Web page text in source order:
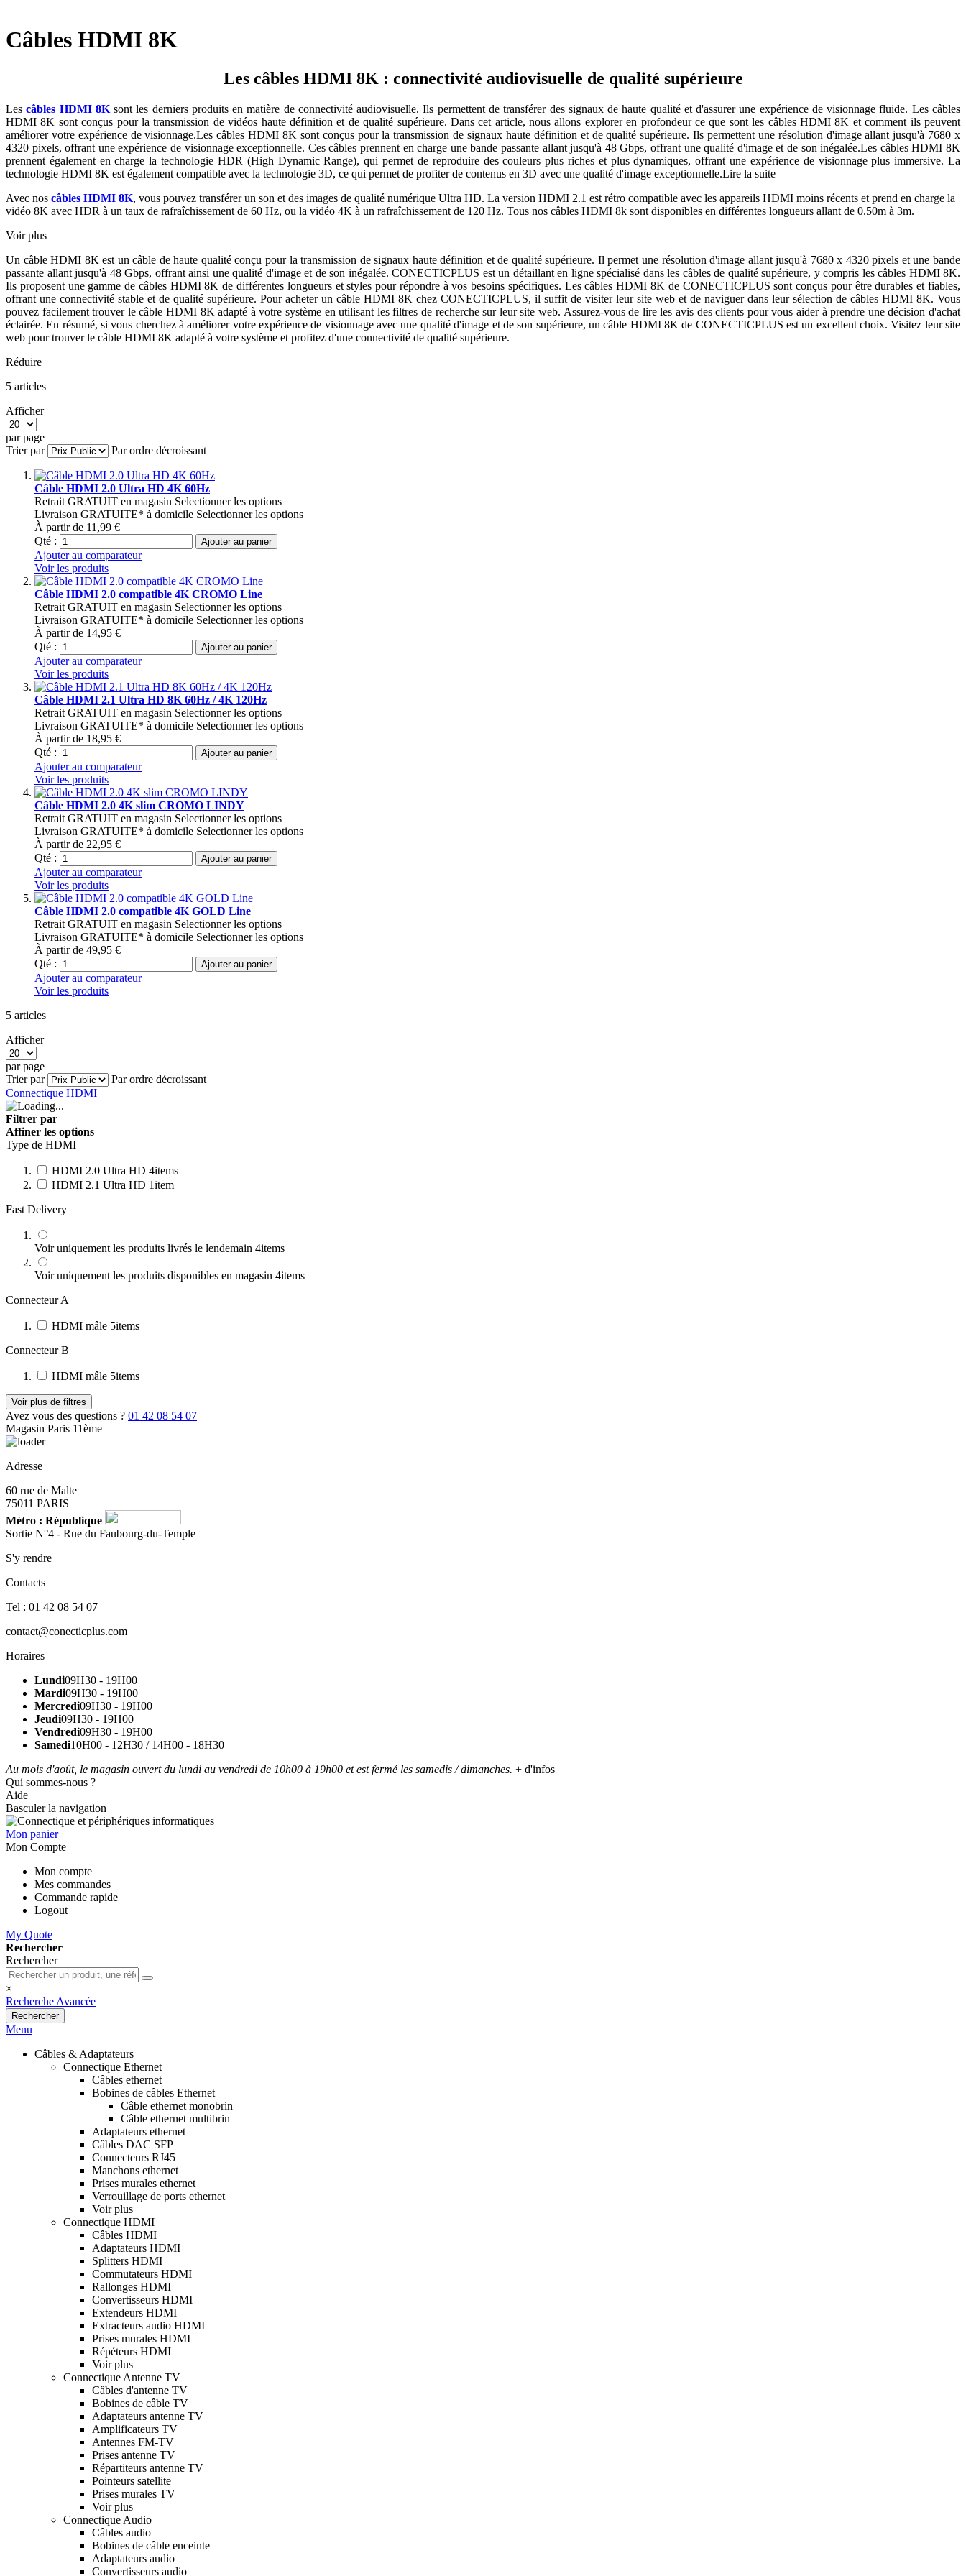
Câbles HDMI 8K
Les câbles HDMI 8K : connectivité audiovisuelle de qualité supérieure
Lescâbles HDMI 8Ksont les derniers produits en matière de connectivité audiovisuelle. Ils permettent de transférer des signaux de haute qualité et d'assurer une expérience de visionnage fluide. Les câbles
HDMI 8K sont conçus pour la transmission de vidéos haute définition et de qualité supérieure. Dans cet article, nous allons explorer en profondeur ce que sont les câbles HDMI 8K et comment ils peuvent
améliorer votre expérience de visionnage.Les câbles HDMI 8K sont conçus pour la transmission de signaux haute définition et de qualité supérieure. Ils permettent une résolution d'image allant jusqu'à 7680 x
4320 pixels, offrant une expérience de visionnage exceptionnelle. Ces câbles prennent en charge une bande passante allant jusqu'à 48 Gbps, offrant une qualité d'image et de son inégalée.Les câbles HDMI 8K
prennent également en charge la technologie HDR (High Dynamic Range), qui permet de reproduire des couleurs plus riches et plus dynamiques, offrant une expérience de visionnage plus immersive. La
technologie HDMI 8K est également compatible avec la technologie 3D, ce qui permet de profiter de contenus en 3D avec une qualité d'image exceptionnelle.Lire la suite
Avec nos câbles HDMI 8K, vous pouvez transférer un son et des images de qualité numérique Ultra HD. La version HDMI 2.1 est rétro compatible avec les appareils HDMI moins récents et prend en charge la
vidéo 8K avec HDR à un taux de rafraîchissement de 60 Hz, ou la vidéo 4K à un rafraîchissement de 120 Hz. Tous nos câbles HDMI 8k sont disponibles en différentes longueurs allant de 0.50m à 3m.
Voir plus
Un câble HDMI 8K est un câble de haute qualité conçu pour la transmission de signaux haute définition et de qualité supérieure. Il permet une résolution d'image allant jusqu'à 7680 x 4320 pixels et une bande
passante allant jusqu'à 48 Gbps, offrant ainsi une qualité d'image et de son inégalée. CONECTICPLUS est un détaillant en ligne spécialisé dans les câbles de qualité supérieure, y compris les câbles HDMI 8K.
Ils proposent une gamme de câbles HDMI 8K de différentes longueurs et styles pour répondre à vos besoins spécifiques. Les câbles HDMI 8K de CONECTICPLUS sont conçus pour être durables et fiables,
offrant une connectivité stable et de qualité supérieure. Pour acheter un câble HDMI 8K chez CONECTICPLUS, il suffit de visiter leur site web et de naviguer dans leur sélection de câbles HDMI 8K. Vous
pouvez facilement trouver le câble HDMI 8K adapté à votre système en utilisant les filtres de recherche sur leur site web. Assurez-vous de lire les avis des clients pour vous aider à prendre une décision d'achat
éclairée. En résumé, si vous cherchez à améliorer votre expérience de visionnage avec une qualité d'image et de son supérieure, un câble HDMI 8K de CONECTICPLUS est un excellent choix. Visitez leur site
web pour trouver le câble HDMI 8K adapté à votre système et profitez d'une connectivité de qualité supérieure.
Réduire
5 articles
Afficher
par page
Trier par
Par ordre décroissant
Câble HDMI 2.0 Ultra HD 4K 60Hz
Retrait GRATUIT en magasin Selectionner les options
Livraison GRATUITE* à domicile Selectionner les options
À partir de 11,99 €
Qté :
Ajouter au panier
Ajouter au comparateur
Voir les produits
Câble HDMI 2.0 compatible 4K CROMO Line
Retrait GRATUIT en magasin Selectionner les options
Livraison GRATUITE* à domicile Selectionner les options
À partir de 14,95 €
Qté :
Ajouter au panier
Ajouter au comparateur
Voir les produits
Câble HDMI 2.1 Ultra HD 8K 60Hz / 4K 120Hz
Retrait GRATUIT en magasin Selectionner les options
Livraison GRATUITE* à domicile Selectionner les options
À partir de 18,95 €
Qté :
Ajouter au panier
Ajouter au comparateur
Voir les produits
Câble HDMI 2.0 4K slim CROMO LINDY
Retrait GRATUIT en magasin Selectionner les options
Livraison GRATUITE* à domicile Selectionner les options
À partir de 22,95 €
Qté :
Ajouter au panier
Ajouter au comparateur
Voir les produits
Câble HDMI 2.0 compatible 4K GOLD Line
Retrait GRATUIT en magasin Selectionner les options
Livraison GRATUITE* à domicile Selectionner les options
À partir de 49,95 €
Qté :
Ajouter au panier
Ajouter au comparateur
Voir les produits
5 articles
Afficher
par page
Trier par
Par ordre décroissant
Connectique HDMI
Filtrer par
Affiner les options
Type de HDMI
HDMI 2.0 Ultra HD 4items
HDMI 2.1 Ultra HD 1item
Fast Delivery
Voir uniquement les produits livrés le lendemain 4items
Voir uniquement les produits disponibles en magasin 4items
Connecteur A
HDMI mâle 5items
Connecteur B
HDMI mâle 5items
Voir plus de filtres
Avez vous des questions ? 01 42 08 54 07
Magasin Paris 11ème
Adresse
60 rue de Malte
75011 PARIS
Métro : République
Sortie N°4 - Rue du Faubourg-du-Temple
S'y rendre
Contacts
Tel : 01 42 08 54 07
contact@conecticplus.com
Horaires
Lundi09H30 - 19H00
Mardi09H30 - 19H00
Mercredi09H30 - 19H00
Jeudi09H30 - 19H00
Vendredi09H30 - 19H00
Samedi10H00 - 12H30 / 14H00 - 18H30
Au mois d'août, le magasin ouvert du lundi au vendredi de 10h00 à 19h00 et est fermé les samedis / dimanches. + d'infos
Qui sommes-nous ?
Aide
Basculer la navigation
Mon panier
Mon Compte
Mon compte
Mes commandes
Commande rapide
Logout
My Quote
Rechercher
Rechercher
×
Recherche Avancée
Rechercher
Menu
Câbles & Adaptateurs
Connectique Ethernet
Câbles ethernet
Bobines de câbles Ethernet
Câble ethernet monobrin
Câble ethernet multibrin
Adaptateurs ethernet
Câbles DAC SFP
Connecteurs RJ45
Manchons ethernet
Prises murales ethernet
Verrouillage de ports ethernet
Voir plus
Connectique HDMI
Câbles HDMI
Adaptateurs HDMI
Splitters HDMI
Commutateurs HDMI
Rallonges HDMI
Convertisseurs HDMI
Extendeurs HDMI
Extracteurs audio HDMI
Prises murales HDMI
Répéteurs HDMI
Voir plus
Connectique Antenne TV
Câbles d'antenne TV
Bobines de câble TV
Adaptateurs antenne TV
Amplificateurs TV
Antennes FM-TV
Prises antenne TV
Répartiteurs antenne TV
Pointeurs satellite
Prises murales TV
Voir plus
Connectique Audio
Câbles audio
Bobines de câble enceinte
Adaptateurs audio
Convertisseurs audio